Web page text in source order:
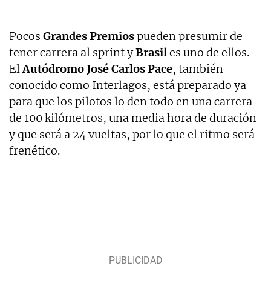
Pocos Grandes Premiospueden presumir de
tener carrera al sprint yBrasiles uno de ellos.
ElAutódromo José Carlos Pace, también
conocido como Interlagos, está preparado ya
para que los pilotos lo den todo en una carrera
de 100 kilómetros, una media hora de duración
y que será a 24 vueltas, por lo que el ritmo será
frenético.